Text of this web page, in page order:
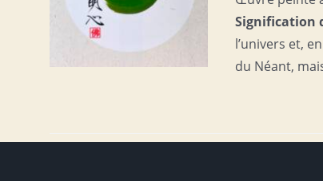
Signification
l’univers et,
du Néant,